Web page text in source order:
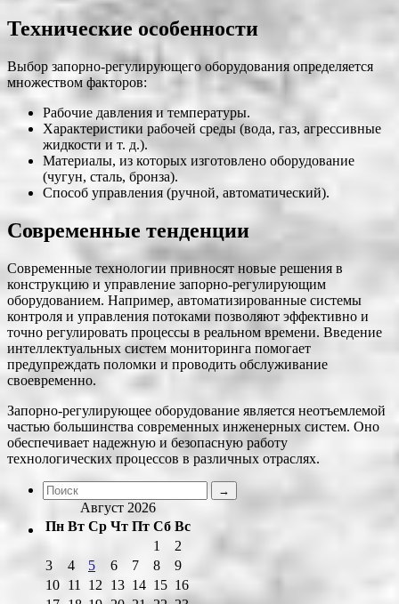
Технические особенности
Выбор запорно-регулирующего оборудования определяется
множеством факторов:
Рабочие давления и температуры.
Характеристики рабочей среды (вода, газ, агрессивные
жидкости и т. д.).
Материалы, из которых изготовлено оборудование
(чугун, сталь, бронза).
Способ управления (ручной, автоматический).
Современные тенденции
Современные технологии привносят новые решения в
конструкцию и управление запорно-регулирующим
оборудованием. Например, автоматизированные системы
контроля и управления потоками позволяют эффективно и
точно регулировать процессы в реальном времени. Введение
интеллектуальных систем мониторинга помогает
предупреждать поломки и проводить обслуживание
своевременно.
Запорно-регулирующее оборудование является неотъемлемой
частью большинства современных инженерных систем. Оно
обеспечивает надежную и безопасную работу
технологических процессов в различных отраслях.
Август 2026
Пн Вт Ср Чт Пт Сб Вс
1
2
3
4 5 6 7 8
9
10 11 12 13 14 15 16